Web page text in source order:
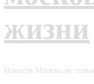
жизни
Новости Москвы не